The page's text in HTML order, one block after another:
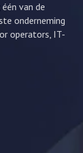
van de
onderneming
operators, IT-